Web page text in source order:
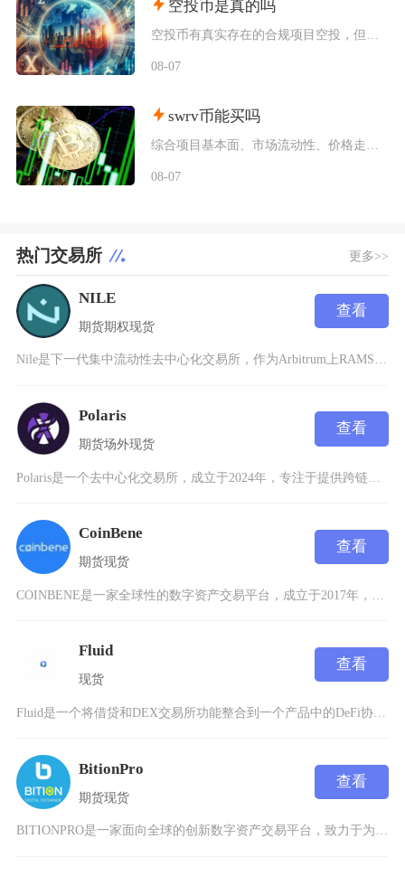
空投币是真的吗
08-07
swrv币能买吗
08-07
热门交易所 更多>>
NILE
期货期权现货
查看
Nile是下一代集中流动性去中心化交易所，作为Arbitrum上RAMSES的姊妹分叉，继
Polaris
期货场外现货
查看
Polaris是一个去中心化交易所，成立于2024年，专注于提供跨链交易解决方案。作为Au
CoinBene
期货现货
查看
Fluid
现货
查看
Fluid是一个将借贷和DEX交易所功能整合到一个产品中的DeFi协议，由一站式DeFi管
BitionPro
期货现货
查看
BITIONPRO是一家面向全球的创新数字资产交易平台，致力于为区块链爱好者提供多币种、多